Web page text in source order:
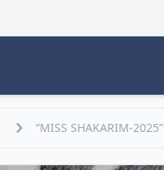
“MISS SHAKARIM-